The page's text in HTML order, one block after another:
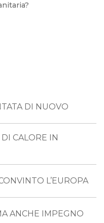
DI NUOVO
CALORE IN
L’EUROPA
ANCHE IMPEGNO